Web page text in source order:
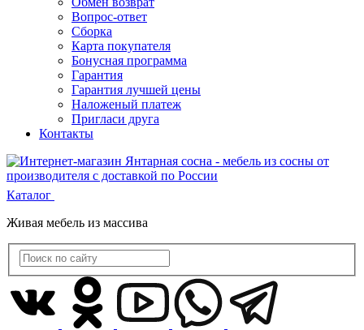
Вопрос-ответ
Сборка
Карта покупателя
Бонусная программа
Гарантия
Гарантия лучшей цены
Наложеный платеж
Пригласи друга
Контакты
Каталог
Живая мебель из массива